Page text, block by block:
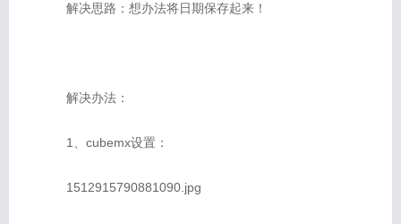
解决思路：想办法将日期保存起来！
解决办法：
1、cubemx设置：
1512915790881090.jpg